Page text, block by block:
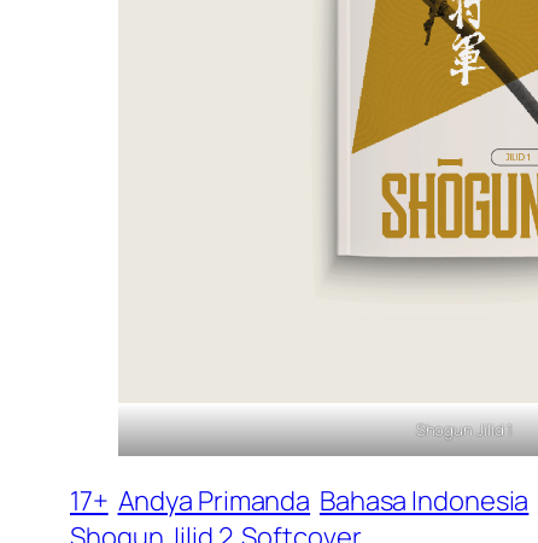
Shogun Jilid 1
17+ Andya Primanda Bahasa Indonesia